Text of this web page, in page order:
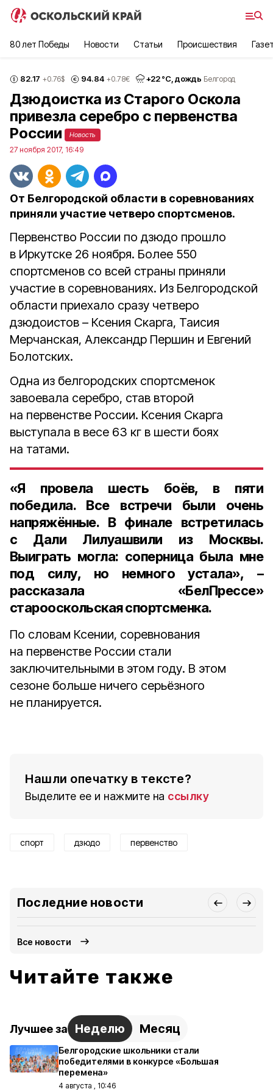
80 лет Победы Новости Статьи Происшествия
82.17 +0.76$ 94.84 +0.78€ +22°С, дождь Белгород
Дзюдоистка из Старого Оскола
привезла серебро с первенства
России
Новость
27 ноября 2017, 16:49
От Белгородской области в соревнованиях
приняли участие четверо спортсменов.
Первенство России по дзюдо прошло
в Иркутске 26 ноября. Более 550
спортсменов со всей страны приняли
участие в соревнованиях. Из Белгородской
области приехало сразу четверо
дзюдоистов – Ксения Скарга, Таисия
Мерчанская, Александр Першин и Евгений
Болотских.
Одна из белгородских спортсменок
завоевала серебро, став второй
на первенстве России. Ксения Скарга
выступала в весе 63 кг в шести боях
на татами.
«Я провела шесть боёв, в пяти
победила. Все встречи были очень
напряжённые. В финале встретилась
с Дали Лилуашвили из Москвы.
Выиграть могла: соперница была мне
под силу, но немного устала», –
рассказала «БелПрессе»
старооскольская спортсменка.
По словам Ксении, соревнования
на первенстве России стали
заключительными в этом году. В этом
сезоне больше ничего серьёзного
не планируется.
Нашли опечатку в тексте?
Выделите ее и нажмите на ссылку
спорт дзюдо первенство
Последние новости
Все новости
Читайте также
Лучшее за Неделю Месяц
Белгородские школьники стали
победителями в конкурсе «Большая
перемена»
4 августа , 10:46